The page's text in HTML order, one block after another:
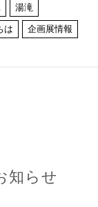
湯滝
は 企画展情報
知らせ